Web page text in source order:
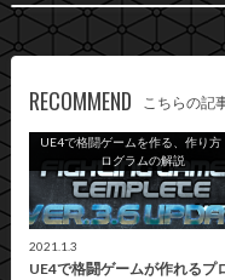
RECOMMEND こちらの記
UE4で格闘ゲームを作る、作り方
ログラムの解説
2021.1.3
UE4で格闘ゲームが作れるプ